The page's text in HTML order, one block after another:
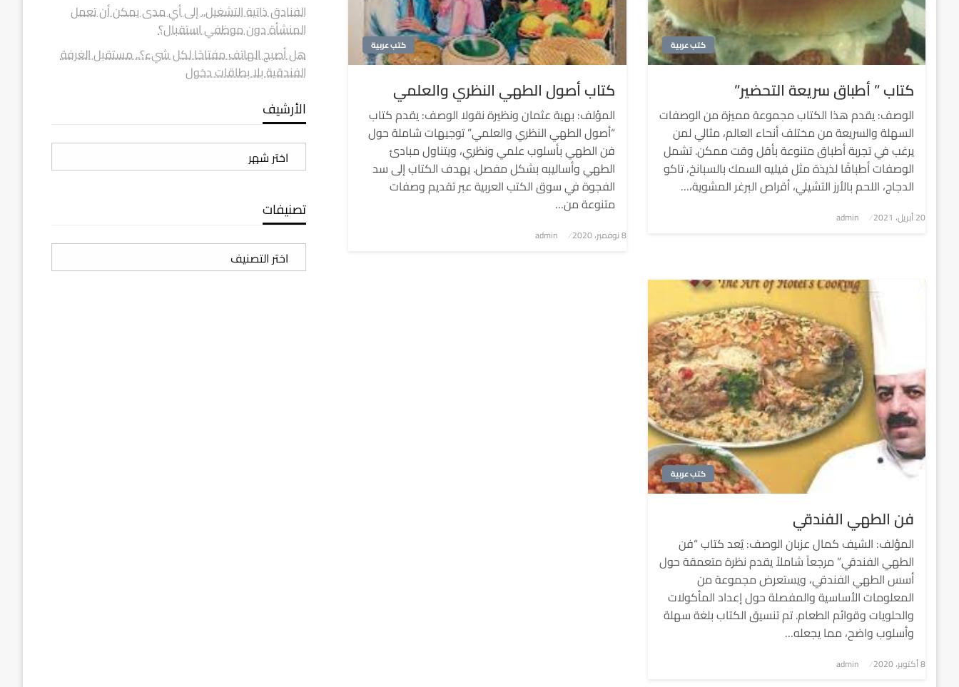
كتب عربية
كتاب ” أطباق سريعة التحضير”
الوصف: يقدم هذا الكتاب مجموعة مميزة من الوصفات
السهلة والسريعة من مختلف أنحاء العالم، مثالي لمن
يرغب في تجربة أطباق متنوعة بأقل وقت ممكن. تشمل
الوصفات أطباقًا لذيذة مثل فيليه السمك بالسبانخ، تاكو
الدجاج، اللحم بالأرز التشيلي، أقراص البرغر المشوية،…
نُشر
20 أبريل، 2021 admin
كتب عربية
كتاب أصول الطهي النظري والعلمي
المؤلف: بهية عثمان ونظيرة نقولا الوصف: يقدم كتاب
“أصول الطهي النظري والعلمي” توجيهات شاملة حول
فن الطهي بأسلوب علمي ونظري، ويتناول مبادئ
الطهي وأساليبه بشكل مفصل. يهدف الكتاب إلى سد
الفجوة في سوق الكتب العربية عبر تقديم وصفات
متنوعة من…
نُشر
8 نوفمبر، 2020 admin
كتب عربية
فن الطهي الفندقي
المؤلف: الشيف كمال عزبان الوصف: يُعد كتاب “فن
الطهي الفندقي” مرجعاً شاملاً يقدم نظرة متعمقة حول
أسس الطهي الفندقي، ويستعرض مجموعة من
المعلومات الأساسية والمفصلة حول إعداد المأكولات
والحلويات وقوائم الطعام. تم تنسيق الكتاب بلغة سهلة
وأسلوب واضح، مما يجعله…
نُشر
8 أكتوبر، 2020 admin
الفنادق ذاتية التشغيل.. إلى أي مدى يمكن أن تعمل
المنشأة دون موظفي استقبال؟
هل أصبح الهاتف مفتاحًا لكل شيء؟.. مستقبل الغرفة
الفندقية بلا بطاقات دخول
الأرشيف
الأرشيف
تصنيفات
تصنيفات